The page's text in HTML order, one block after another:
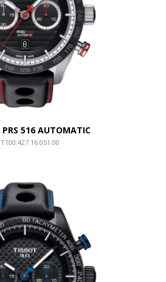
PRS 516 AUTOMATIC
T100.427.16.051.00